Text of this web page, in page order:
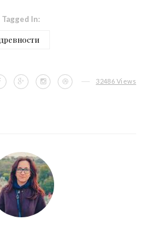
Tagged In:
древности
32486 Views